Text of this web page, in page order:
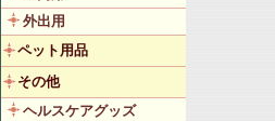
外出用
ペット用品
その他
ヘルスケアグッズ